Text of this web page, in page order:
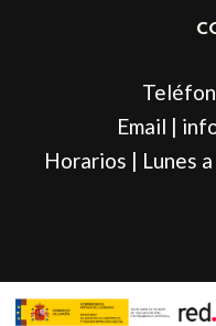
k
Email |
Horarios | Lunes